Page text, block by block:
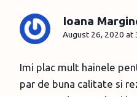
Ioana
August 26, 2020 at
Imi plac mult hainele
par de buna calitate si